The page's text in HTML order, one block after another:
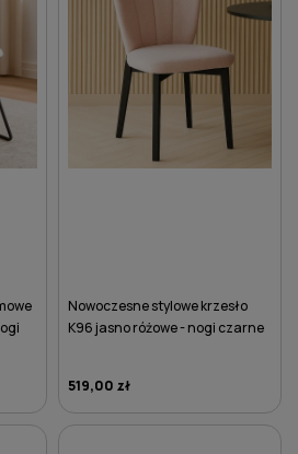
Nowoczesne stylowe krzesło
K96 jasno różowe - nogi czarne
519,00 zł